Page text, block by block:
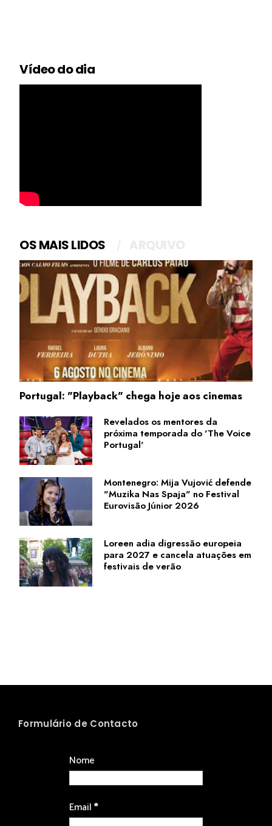
Vídeo do dia
OS MAIS LIDOS
Portugal: "Playback" chega hoje aos cinemas
Revelados os mentores da
próxima temporada do 'The Voice
Portugal'
Montenegro: Mija Vujović defende
"Muzika Nas Spaja" no Festival
Eurovisão Júnior 2026
Loreen adia digressão europeia
para 2027 e cancela atuações em
festivais de verão
Formulário de Contacto
Nome
Email*